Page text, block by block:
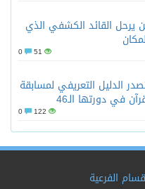
يرحل القائد الكشفي الذي
51
الدليل التعريفي لمسابقة
في دورتها الـ46
122
الفرعية